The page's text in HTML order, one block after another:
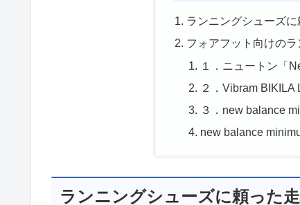
ランニングシューズ
フォアフット向けの
１．ニュートン「
２．Vibram
３．new balance
new balance
ランニングシューズに頼った